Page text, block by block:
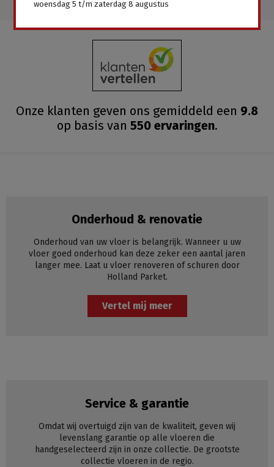
Onze klanten geven ons gemiddeld een 9.8
op basis van 550ervaringen.
Onderhoud & renovatie
Onderhoud van uw vloer is belangrijk. Wanneer u uw
vloer goed onderhoud kan deze zeker een aantal jaren
langer mee. Laat u vloer renoveren of schuren door
Holland Parket.
Vertel mij meer
Service & garantie
Omdat wij overtuigd zijn van de kwaliteit, geven wij
levenslang garantie op alle vloeren die
handgeselecteerd zijn in onze collectie. De grootste
collectie vloeren in de regio.
woensdag 5 t/m zaterdag 8 augustus